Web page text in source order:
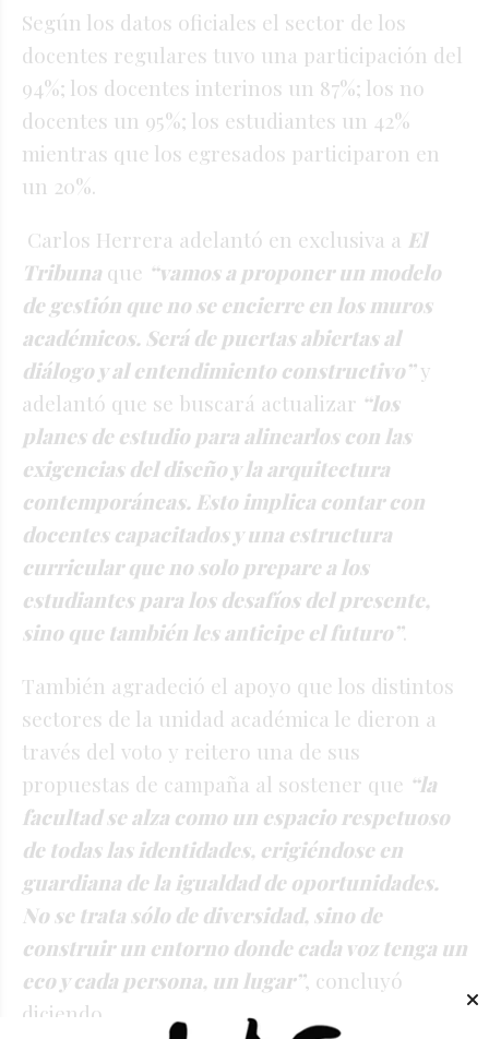
Según los datos oficiales el sector de los
docentes regulares tuvo una participación del
94%; los docentes interinos un 87%; los no
docentes un 95%; los estudiantes un 42%
mientras que los egresados participaron en
un 20%.
Carlos Herrera adelantó en exclusiva a El
Tribuna que “vamos a proponer un modelo
de gestión que no se encierre en los muros
académicos. Será de puertas abiertas al
diálogo y al entendimiento constructivo”y
adelantó que se buscará actualizar “los
planes de estudio para alinearlos con las
exigencias del diseño y la arquitectura
contemporáneas. Esto implica contar con
docentes capacitados y una estructura
curricular que no solo prepare a los
estudiantes para los desafíos del presente,
sino que también les anticipe el futuro”.
También agradeció el apoyo que los distintos
sectores de la unidad académica le dieron a
través del voto y reitero una de sus
propuestas de campaña al sostener que “la
facultad se alza como un espacio respetuoso
de todas las identidades, erigiéndose en
guardiana de la igualdad de oportunidades.
No se trata sólo de diversidad, sino de
construir un entorno donde cada voz tenga un
eco y cada persona, un lugar”, concluyó
diciendo.